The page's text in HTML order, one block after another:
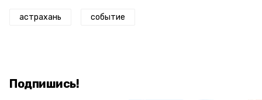
астрахань событие
Подпишись!